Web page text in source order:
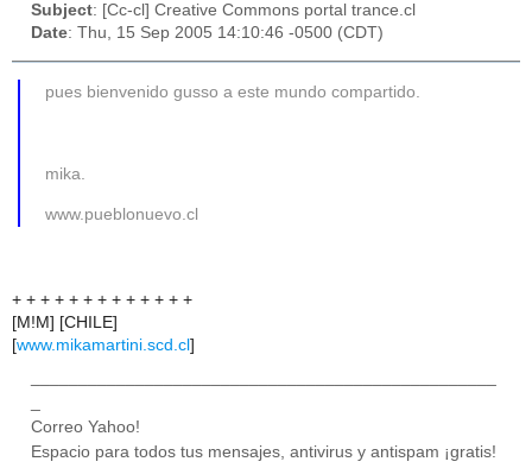
Subject: [Cc-cl] Creative Commons portal trance.cl
Date: Thu, 15 Sep 2005 14:10:46 -0500 (CDT)
pues bienvenido gusso a este mundo compartido.
mika.
www.pueblonuevo.cl
+ + + + + + + + + + + + +
[M!M] [CHILE]
[www.mikamartini.scd.cl ]
Correo Yahoo!
Espacio para todos tus mensajes, antivirus y antispam ¡gratis!